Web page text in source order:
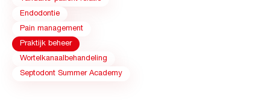
Endodontie
Pain management
Praktijk beheer
Wortelkanaalbehandeling
Septodont Summer Academy